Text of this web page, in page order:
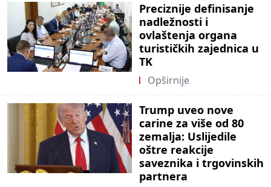
Preciznije definisanje
nadležnosti i
ovlaštenja organa
turističkih zajednica u
TK
Opširnije
Trump uveo nove
carine za više od 80
zemalja: Uslijedile
oštre reakcije
saveznika i trgovinskih
partnera